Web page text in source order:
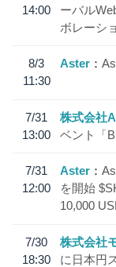
14:00
ーバル
ボレーシ
8/3
11:30
Aster
7/31
13:00
株式会社
ベント「
7/31
12:00
Aster
を開始
10,000
7/30
18:30
株式会社
に日本円